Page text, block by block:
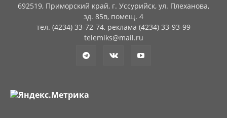
692519, Приморский край, г. Уссурийск, ул. Плеханова,
зд. 85в, помещ. 4
тел. (4234) 33-72-74, реклама (4234) 33-93-99
telemiks@mail.ru